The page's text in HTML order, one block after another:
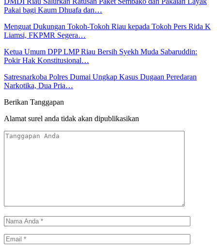
Pakai bagi Kaum Dhuafa dan…
Menguat Dukungan Tokoh-Tokoh Riau kepada Tokoh Pers Rida K
Liamsi, FKPMR Segera…
Ketua Umum DPP LMP Riau Bersih Syekh Muda Sabaruddin:
Pokir Hak Konstitusional…
Satresnarkoba Polres Dumai Ungkap Kasus Dugaan Peredaran
Narkotika, Dua Pria…
Berikan Tanggapan
Alamat surel anda tidak akan dipublikasikan